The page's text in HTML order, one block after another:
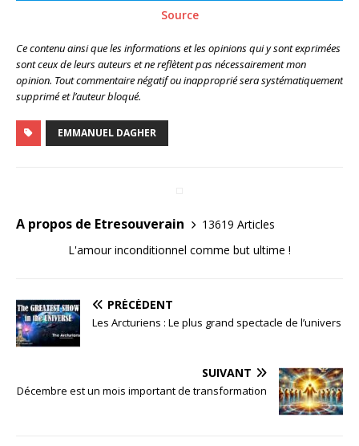
Source
Ce contenu ainsi que les informations et les opinions qui y sont exprimées
sont ceux de leurs auteurs et ne reflètent pas nécessairement mon
opinion. Tout commentaire négatif ou inapproprié sera systématiquement
supprimé et l’auteur bloqué.
EMMANUEL DAGHER
A propos de Etresouverain
13619 Articles
L'amour inconditionnel comme but ultime !
PRÉCÉDENT
Les Arcturiens : Le plus grand spectacle de l’univers
SUIVANT
Décembre est un mois important de transformation